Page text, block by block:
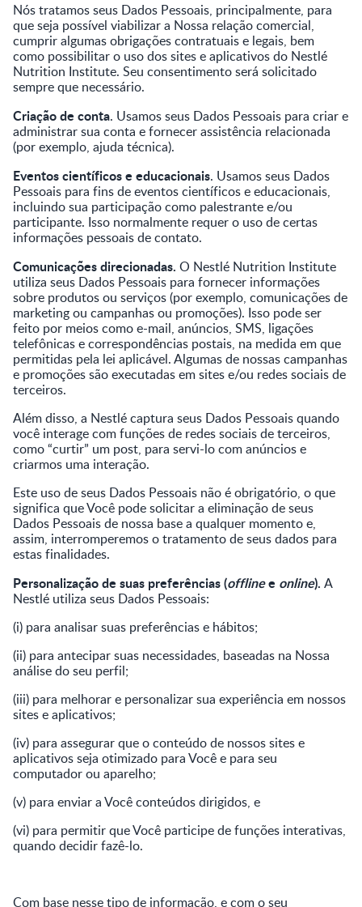
Nós tratamos seus Dados Pessoais, principalmente, para
que seja possível viabilizar a Nossa relação comercial,
cumprir algumas obrigações contratuais e legais, bem
como possibilitar o uso dos sites e aplicativos do Nestlé
Nutrition Institute. Seu consentimento será solicitado
sempre que necessário.
Criação de conta. Usamos seus Dados Pessoais para criar e
administrar sua conta e fornecer assistência relacionada
(por exemplo, ajuda técnica).
Eventos científicos e educacionais. Usamos seus Dados
Pessoais para fins de eventos científicos e educacionais,
incluindo sua participação como palestrante e/ou
participante. Isso normalmente requer o uso de certas
informações pessoais de contato.
Comunicações direcionadas. O Nestlé Nutrition Institute
utiliza seus Dados Pessoais para fornecer informações
sobre produtos ou serviços (por exemplo, comunicações de
marketing ou campanhas ou promoções). Isso pode ser
feito por meios como e-mail, anúncios, SMS, ligações
telefônicas e correspondências postais, na medida em que
permitidas pela lei aplicável. Algumas de nossas campanhas
e promoções são executadas em sites e/ou redes sociais de
terceiros.
Além disso, a Nestlé captura seus Dados Pessoais quando
você interage com funções de redes sociais de terceiros,
como “curtir” um post, para servi-lo com anúncios e
criarmos uma interação.
Este uso de seus Dados Pessoais não é obrigatório, o que
significa que Você pode solicitar a eliminação de seus
Dados Pessoais de nossa base a qualquer momento e,
assim, interromperemos o tratamento de seus dados para
estas finalidades.
Personalização de suas preferências (offlinee online). A
Nestlé utiliza seus Dados Pessoais:
(i) para analisar suas preferências e hábitos;
(ii) para antecipar suas necessidades, baseadas na Nossa
análise do seu perfil;
(iii) para melhorar e personalizar sua experiência em nossos
sites e aplicativos;
(iv) para assegurar que o conteúdo de nossos sites e
aplicativos seja otimizado para Você e para seu
computador ou aparelho;
(v) para enviar a Você conteúdos dirigidos, e
(vi) para permitir que Você participe de funções interativas,
quando decidir fazê-lo.
Com base nesse tipo de informação, e com o seu